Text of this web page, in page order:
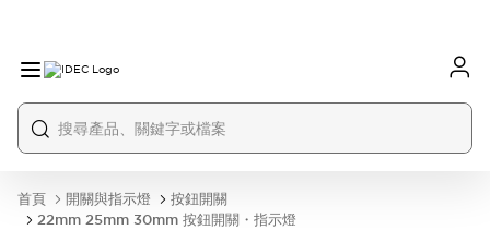
首頁 開關與指示燈
按鈕開關
22mm 25mm 30mm 按鈕開關・指示燈